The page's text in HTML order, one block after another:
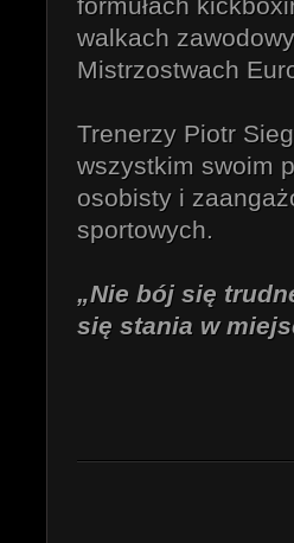
formułach
walkach
Mistrzostwach
Trenerzy Piotr
wszystkim swoim
osobisty i
sportowych.
„Nie bój się
się stania w